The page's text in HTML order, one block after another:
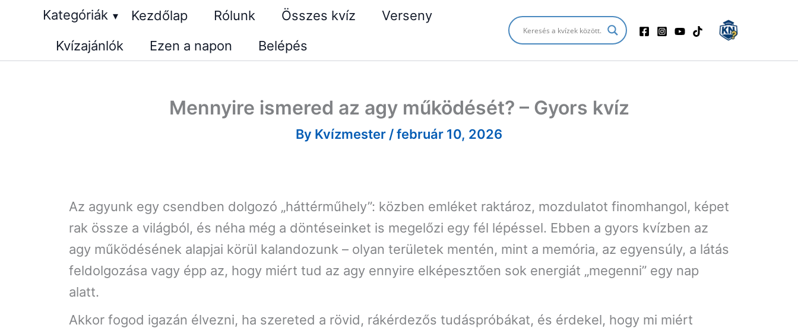
Kategóriák ▾ Kezdőlap Rólunk Összes kvíz
Verseny
Kvízajánlók
Ezen a napon Belépés
Mennyire ismered az agy működését? – Gyors kvíz
By Kvízmester /február 10, 2026
Az agyunk egy csendben dolgozó „háttérműhely”: közben emléket raktároz, mozdulatot finomhangol, képet
rak össze a világból, és néha még a döntéseinket is megelőzi egy fél lépéssel. Ebben a gyors kvízben az
agy működésének alapjai körül kalandozunk – olyan területek mentén, mint a memória, az egyensúly, a látás
feldolgozása vagy épp az, hogy miért tud az agy ennyire elképesztően sok energiát „megenni” egy nap
alatt.
Akkor fogod igazán élvezni, ha szereted a rövid, rákérdezős tudáspróbákat, és érdekel, hogy mi miért